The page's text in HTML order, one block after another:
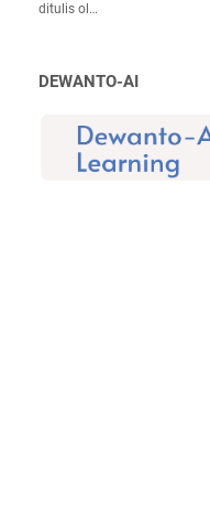
ditulis ol…
DEWANTO-AI